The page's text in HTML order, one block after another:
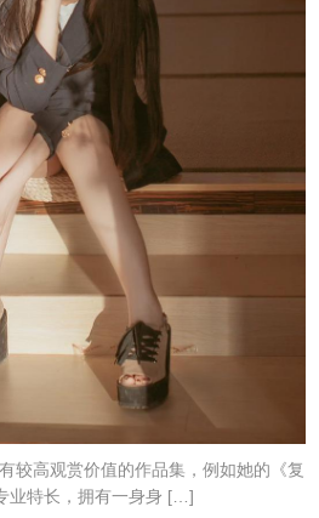
较高观赏价值的作品集，例如她的《复
业特长，拥有一身身 […]